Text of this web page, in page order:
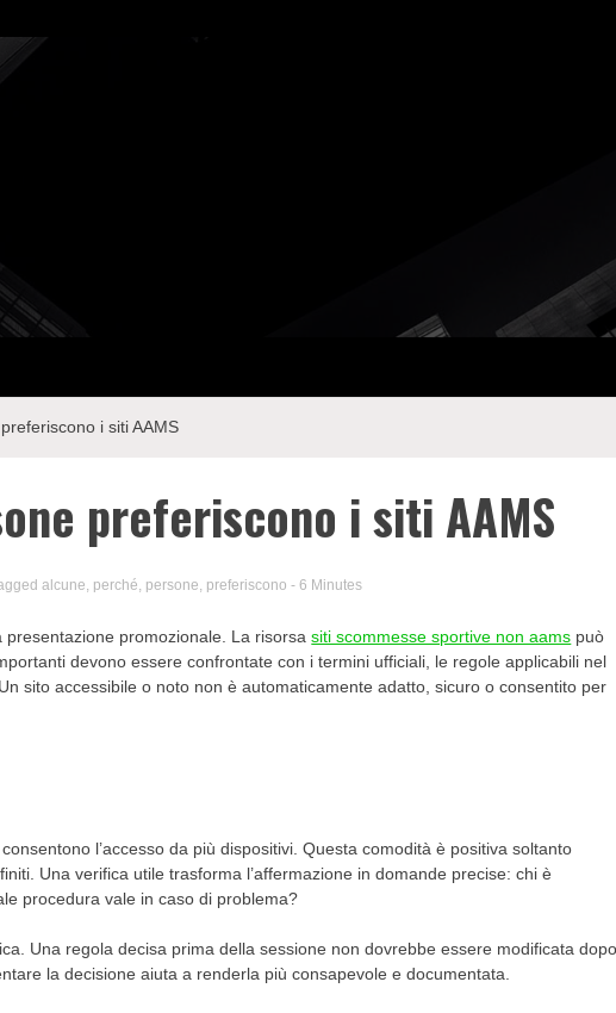
i siti AAMS
preferiscono i siti AAMS
alcune, perché, persone, preferiscono - 6 Minutes
presentazione promozionale. La risorsasiti scommesse sportive non aams può
devono essere confrontate con i termini ufficiali, le regole applicabili nel
sito accessibile o noto non è automaticamente adatto, sicuro o consentito per
l’accesso da più dispositivi. Questa comodità è positiva soltanto
Una verifica utile trasforma l’affermazione in domande precise: chi è
procedura vale in caso di problema?
Una regola decisa prima della sessione non dovrebbe essere modificata
la decisione aiuta a renderla più consapevole e documentata.